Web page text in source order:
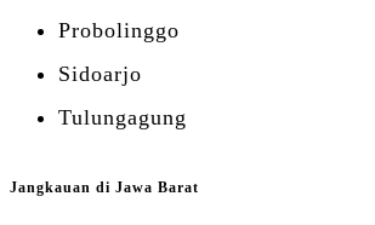
Probolinggo
Sidoarjo
Tulungagung
Jangkauan di Jawa Barat